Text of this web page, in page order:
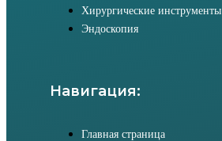
Хирургические инструменты
Эндоскопия
Навигация:
Главная страница